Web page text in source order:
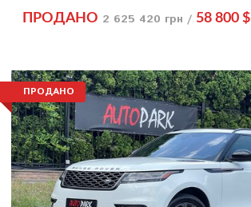
ПРОДАНО 2 625 420 грн / 58 800 $
ПРОДАНО